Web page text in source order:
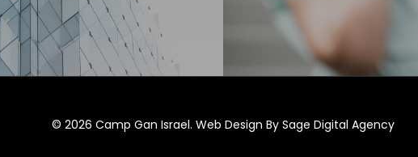
© 2026 Camp Gan Israel. Web Design By Sage Digital Agency